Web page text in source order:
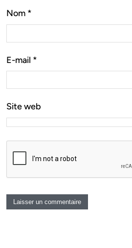
Nom *
E-mail *
Site web